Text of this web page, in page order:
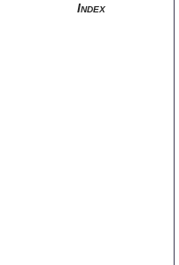
Index